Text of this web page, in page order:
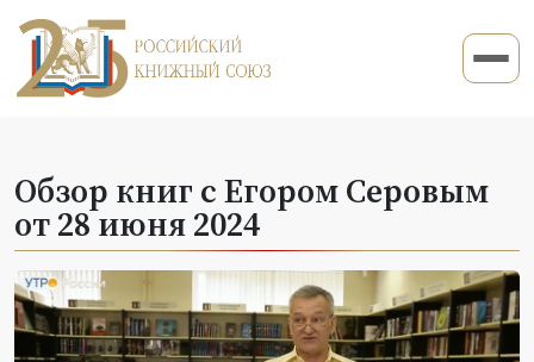
Обзор книг с Егором Серовым
от 28 июня 2024